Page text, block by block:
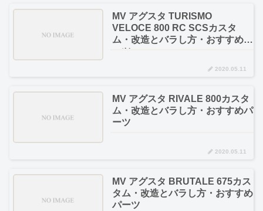
MV アグスタ TURISMO
VELOCE 800 RC SCSカスタ
ム・改造とバラし方・おすすめパ
ーツ
2020.05.11
MV アグスタ RIVALE 800カスタ
ム・改造とバラし方・おすすめパ
ーツ
2020.05.11
MV アグスタ BRUTALE 675カス
タム・改造とバラし方・おすすめ
パーツ